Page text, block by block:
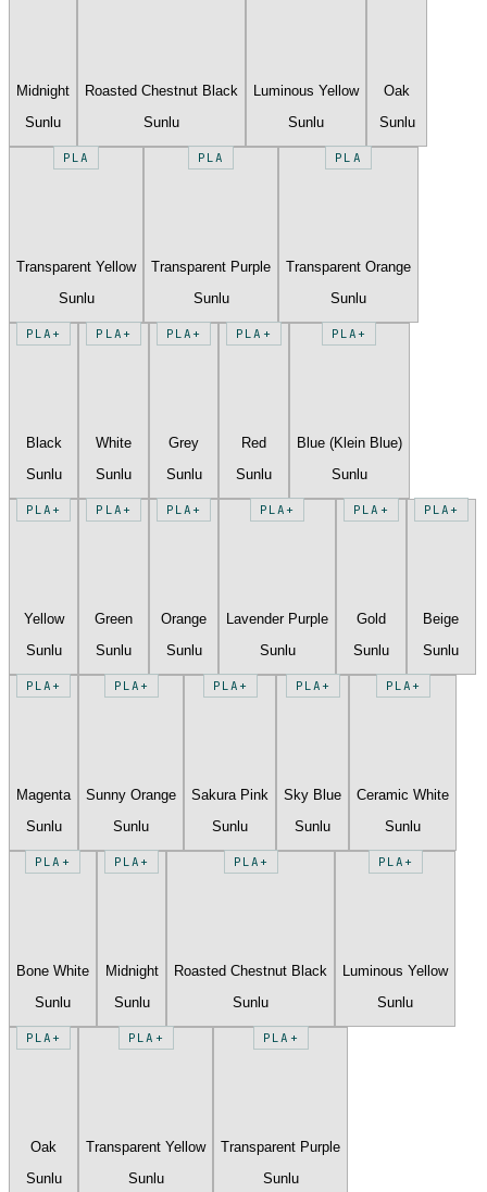
Midnight
Sunlu
Roasted Chestnut Black
Sunlu
Luminous Yellow
Sunlu
Oak
Sunlu
PLA
Transparent Yellow
Sunlu
PLA
Transparent Purple
Sunlu
PLA
Transparent Orange
Sunlu
PLA+
Black
Sunlu
PLA+
White
Sunlu
PLA+
Grey
Sunlu
PLA+
Red
Sunlu
PLA+
Blue (Klein Blue)
Sunlu
PLA+
Yellow
Sunlu
PLA+
Green
Sunlu
PLA+
Orange
Sunlu
PLA+
Lavender Purple
Sunlu
PLA+
Gold
Sunlu
PLA+
Beige
Sunlu
PLA+
Magenta
Sunlu
PLA+
Sunny Orange
Sunlu
PLA+
Sakura Pink
Sunlu
PLA+
Sky Blue
Sunlu
PLA+
Ceramic White
Sunlu
PLA+
Bone White
Sunlu
PLA+
Midnight
Sunlu
PLA+
Roasted Chestnut Black
Sunlu
PLA+
Luminous Yellow
Sunlu
PLA+
Oak
Sunlu
PLA+
Transparent Yellow
Sunlu
PLA+
Transparent Purple
Sunlu